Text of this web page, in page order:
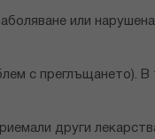
или
с преглъщането). В
други